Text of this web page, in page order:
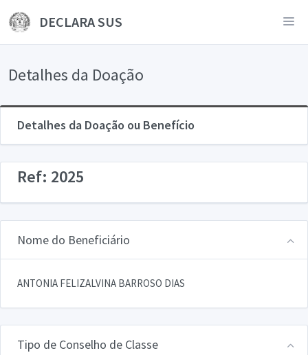
DECLARA SUS
Detalhes da Doação
Detalhes da Doação ou Benefício
Ref: 2025
Nome do Beneficiário
ANTONIA FELIZALVINA BARROSO DIAS
Tipo de Conselho de Classe